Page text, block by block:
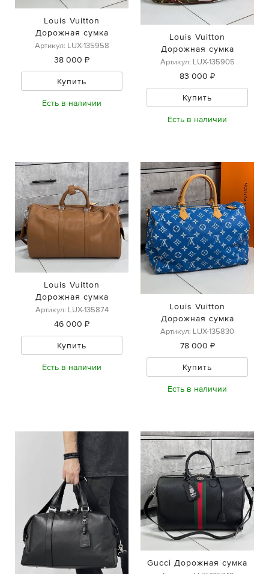
Louis Vuitton
Дорожная сумка
Артикул: LUX-135958
38 000 ₽
Купить
Есть в наличии
Louis Vuitton
Дорожная сумка
Артикул: LUX-135905
83 000 ₽
Купить
Есть в наличии
Louis Vuitton
Дорожная сумка
Артикул: LUX-135874
46 000 ₽
Купить
Есть в наличии
Louis Vuitton
Дорожная сумка
Артикул: LUX-135830
78 000 ₽
Купить
Есть в наличии
Gucci Дорожная сумка